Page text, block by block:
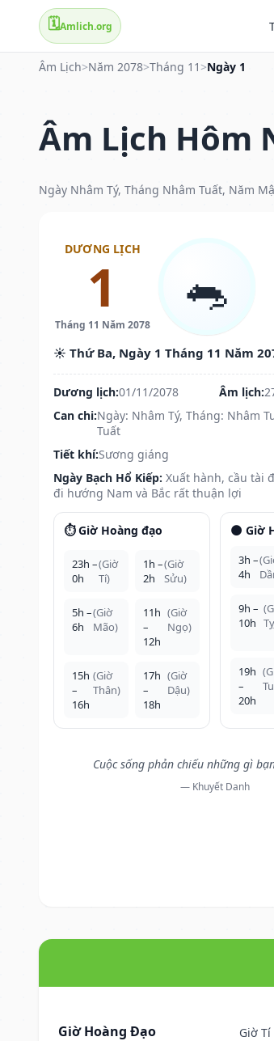
🗓️Amlich.org
Âm Lịch>Năm 2078>Tháng 11 >Ngày 1
Âm Lịch Hôm
Ngày Nhâm Tý, Tháng Nhâm Tuất, Năm
DƯƠNG LỊCH
1
Tháng 11 Năm 2078
🐀
☀️ Thứ Ba, Ngày 1 Tháng 11 Năm
Dương lịch:01/11/2078 Âm lịch:
Can chi:Ngày: Nhâm Tý, Tháng: Nhâm
Tuất
Tiết khí:Sương giáng
Ngày Bạch Hổ Kiếp: Xuất hành, cầu tài
đi hướng Nam và Bắc rất thuận lợi
⏱️ Giờ Hoàng đạo
23h –
0h
(Giờ
Tí)
1h –
2h
(Giờ
Sửu)
5h –
6h
(Giờ
Mão)
11h
–
12h
(Giờ
Ngọ)
15h
–
16h
(Giờ
Thân)
17h
–
18h
(Giờ
Dậu)
🌑 Giờ
3h –
4h
9h –
10h
19h
–
20h
Cuộc sống phản chiếu những gì
— Khuyết Danh
Giờ Hoàng Đạo Giờ Tí